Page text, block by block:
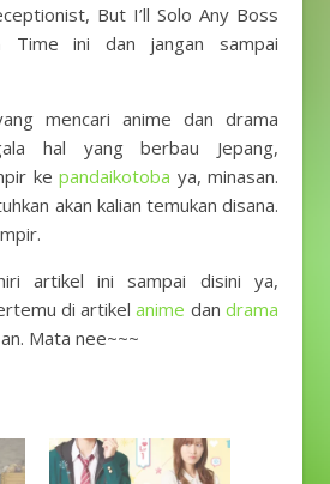
But I’ll Solo Any Boss
ini dan jangan sampai
mencari anime dan drama
hal yang berbau Jepang,
ke pandaikotoba ya, minasan.
akan kalian temukan disana.
artikel ini sampai disini ya,
di artikelanime dandrama
Mata nee~~~